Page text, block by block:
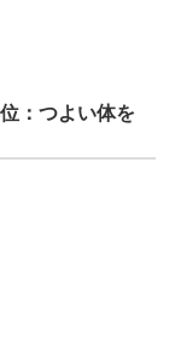
：つよい体を